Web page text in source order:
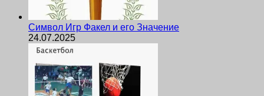
Символ Игр Факел и его Значение
24.07.2025